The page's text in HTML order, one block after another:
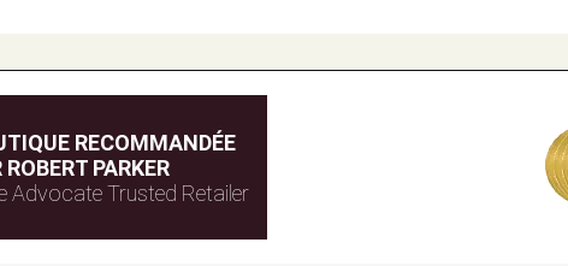
RECOMMANDÉE
ROBERT PARKER
Advocate Trusted Retailer